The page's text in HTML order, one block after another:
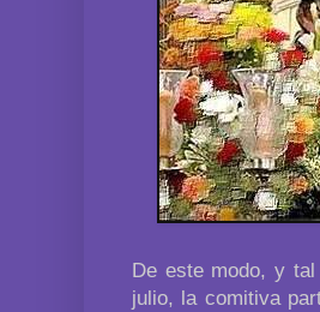
De este modo, y
julio, la comitiva